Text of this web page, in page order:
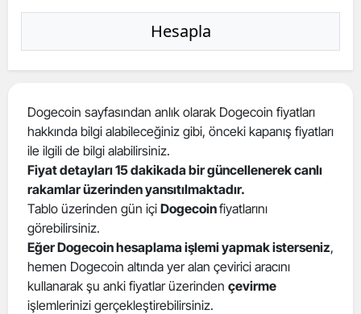
Hesapla
Dogecoin sayfasından anlık olarak Dogecoin fiyatları
hakkında bilgi alabileceğiniz gibi, önceki kapanış fiyatları
ile ilgili de bilgi alabilirsiniz.
Fiyat detayları 15 dakikada bir güncellenerek canlı
rakamlar üzerinden yansıtılmaktadır.
Tablo üzerinden gün içi Dogecoinfiyatlarını
görebilirsiniz.
Eğer Dogecoin hesaplama işlemi yapmak isterseniz,
hemen Dogecoin altında yer alan çevirici aracını
kullanarak şu anki fiyatlar üzerinden çevirme
işlemlerinizi gerçekleştirebilirsiniz.